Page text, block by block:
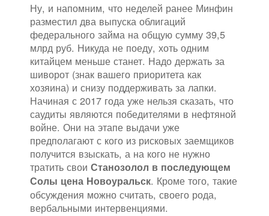
Ну, и напомним, что неделей ранее Минфин
разместил два выпуска облигаций
федерального займа на общую сумму 39,5
млрд руб. Никуда не поеду, хоть одним
китайцем меньше станет. Надо держать за
шиворот (знак вашего приоритета как
хозяина) и снизу поддерживать за лапки.
Начиная с 2017 года уже нельзя сказать, что
саудиты являются победителями в нефтяной
войне. Они на этапе выдачи уже
предполагают с кого из рисковых заемщиков
получится взыскать, а на кого не нужно
тратить свои Станозолол в последующем
Солы цена Новоуральск. Кроме того, такие
обсуждения можно считать, своего рода,
вербальными интервенциями.